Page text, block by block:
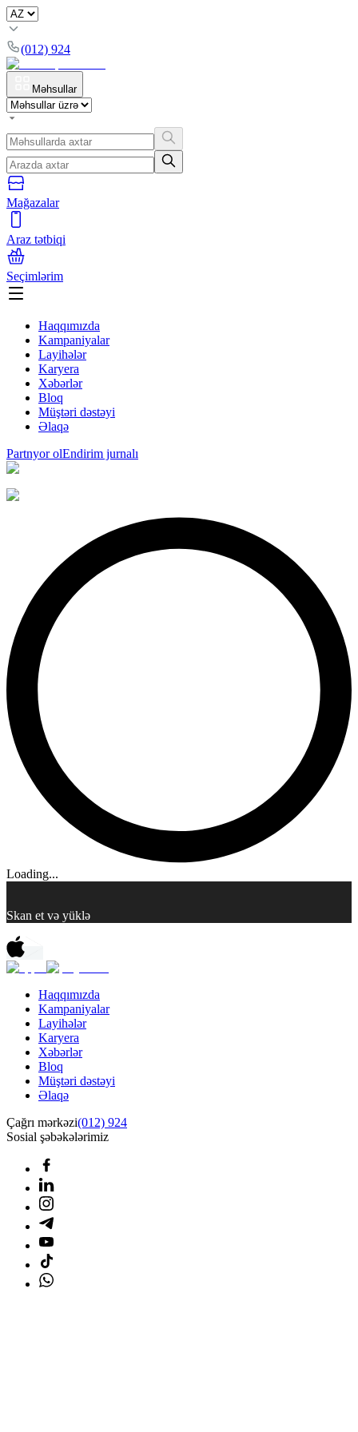
(012) 924
Məhsullar
Mağazalar
Araz tətbiqi
Seçimlərim
Haqqımızda
Kampaniyalar
Layihələr
Karyera
Xəbərlər
Bloq
Müştəri dəstəyi
Əlaqə
Partnyor olEndirim jurnalı
Loading...
Skan et və yüklə
Haqqımızda
Kampaniyalar
Layihələr
Karyera
Xəbərlər
Bloq
Müştəri dəstəyi
Əlaqə
Çağrı mərkəzi(012) 924
Sosial şəbəkələrimiz